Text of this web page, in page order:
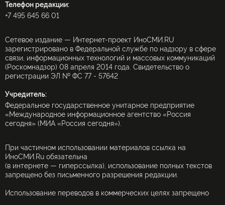
Телефон редакции:
+7 495 645 66 01
Сетевое издание — Интернет-проект ИноСМИ.RU
зарегистрировано в Федеральной службе по надзору в сфере
связи, информационных технологий и массовых коммуникаций
(Роскомнадзор) 08 апреля 2014 года. Свидетельство о
регистрации ЭЛ № ФС 77 - 57642
Учредитель:
Федеральное государственное унитарное предприятие
«Международное информационное агентство «Россия
сегодня» (МИА «Россия сегодня»).
При частичном использовании материалов ссылка на
ИноСМИ.Ru обязательна
(в интернете — гиперссылка), использование полных текстов
запрещено без письменного разрешения редакции.
Использование переводов в коммерческих целях запрещено